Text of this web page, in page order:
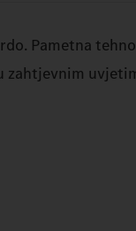
Pametna
zahtjevnim